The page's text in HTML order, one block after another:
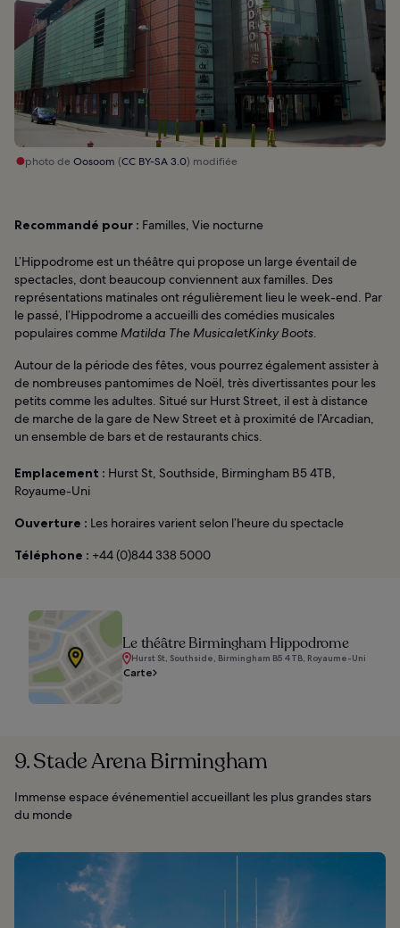
photo de Oosoom (CC BY-SA 3.0) modifiée
Recommandé pour : Familles, Vie nocturne
L’Hippodrome est un théâtre qui propose un large éventail de
spectacles, dont beaucoup conviennent aux familles. Des
représentations matinales ont régulièrement lieu le week-end. Par
le passé, l’Hippodrome a accueilli des comédies musicales
populaires comme Matilda The MusicaletKinky Boots.
Autour de la période des fêtes, vous pourrez également assister à
de nombreuses pantomimes de Noël, très divertissantes pour les
petits comme les adultes. Situé sur Hurst Street, il est à distance
de marche de la gare de New Street et à proximité de l’Arcadian,
un ensemble de bars et de restaurants chics.
Emplacement : Hurst St, Southside, Birmingham B5 4TB,
Royaume-Uni
Ouverture : Les horaires varient selon l’heure du spectacle
Téléphone : +44 (0)844 338 5000
Le théâtre Birmingham Hippodrome
Hurst St, Southside, Birmingham B5 4TB, Royaume-Uni
Carte
9. Stade Arena Birmingham
Immense espace événementiel accueillant les plus grandes stars
du monde